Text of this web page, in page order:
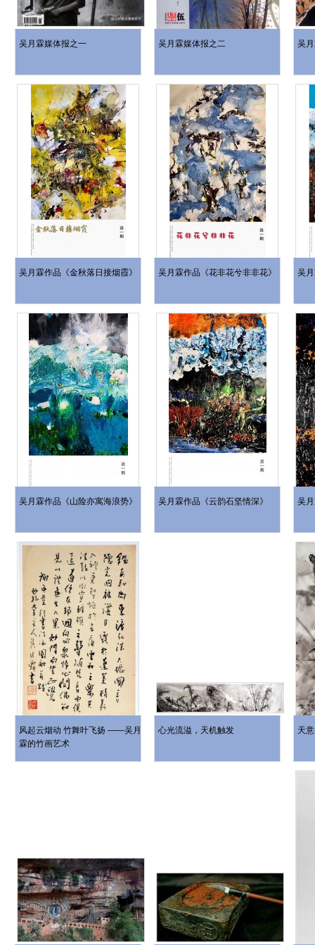
吴月霖媒体报之一 吴月霖媒体报之二 吴
吴月霖作品《金秋落日接烟霞》 吴月霖作品《花非花兮非非花》 吴
吴月霖作品《山险亦寓海浪势》 吴月霖作品《云韵石坚情深》 吴
风起云烟动 竹舞叶飞扬 ——吴月
霖的竹画艺术
心光流溢，天机触发 天